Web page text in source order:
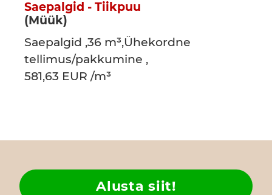
Saepalgid - Tiikpuu
(Müük)
Saepalgid ,36 m³,Ühekordne
tellimus/pakkumine ,
581,63 EUR /m³
Alusta siit!